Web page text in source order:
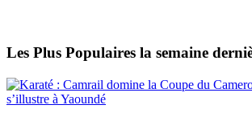
Les Plus Populaires la semaine